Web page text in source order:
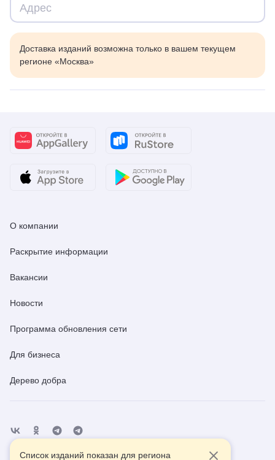
Доставка изданий возможна только в вашем текущем
регионе «Москва»
О компании
Раскрытие информации
Вакансии
Новости
Программа обновления сети
Для бизнеса
Дерево добра
Список изданий показан для региона